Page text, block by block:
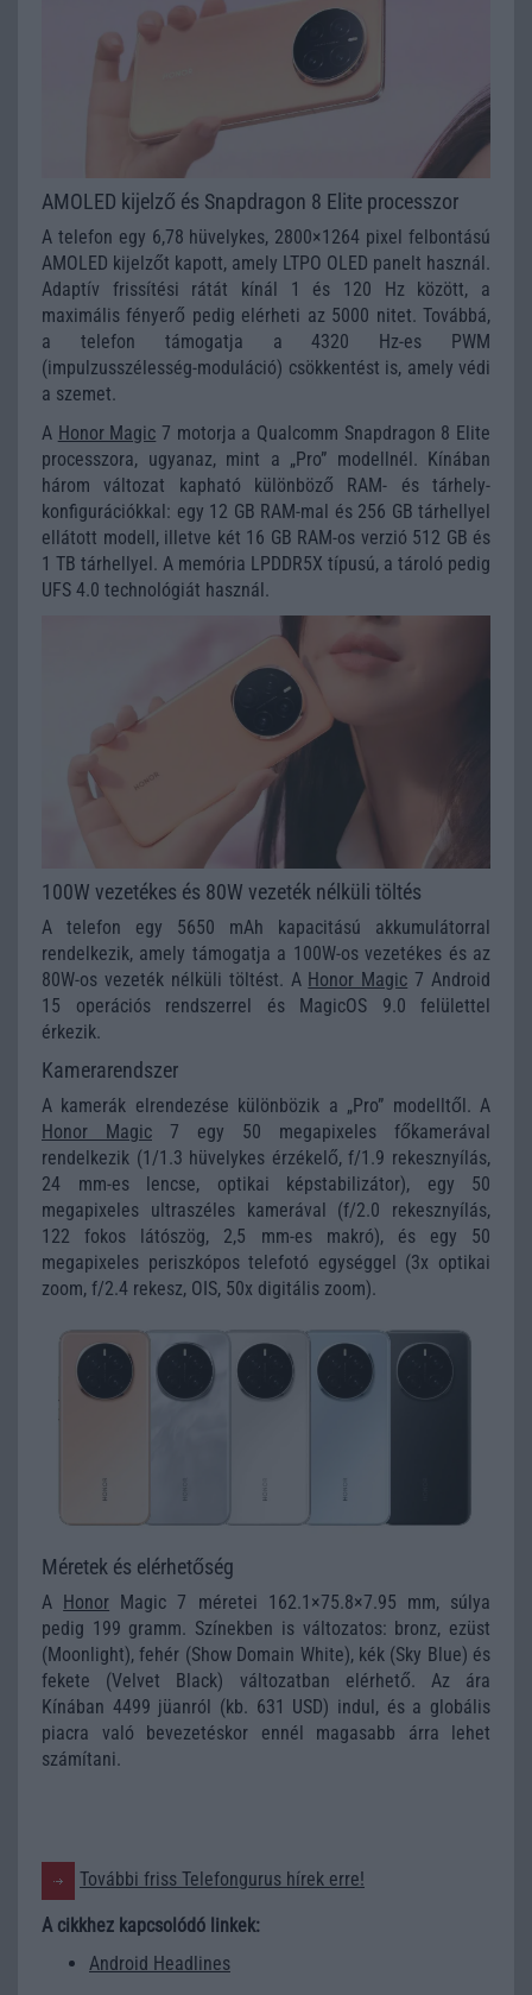
AMOLED kijelző és Snapdragon 8 Elite processzor
A telefon egy 6,78 hüvelykes, 2800×1264 pixel felbontású
AMOLED kijelzőt kapott, amely LTPO OLED panelt használ.
Adaptív frissítési rátát kínál 1 és 120 Hz között, a
maximális fényerő pedig elérheti az 5000 nitet. Továbbá,
a telefon támogatja a 4320 Hz-es PWM
(impulzusszélesség-moduláció) csökkentést is, amely védi
a szemet.
A Honor Magic 7 motorja a Qualcomm Snapdragon 8 Elite
processzora, ugyanaz, mint a „Pro” modellnél. Kínában
három változat kapható különböző RAM- és tárhely-
konfigurációkkal: egy 12 GB RAM-mal és 256 GB tárhellyel
ellátott modell, illetve két 16 GB RAM-os verzió 512 GB és
1 TB tárhellyel. A memória LPDDR5X típusú, a tároló pedig
UFS 4.0 technológiát használ.
100W vezetékes és 80W vezeték nélküli töltés
A telefon egy 5650 mAh kapacitású akkumulátorral
rendelkezik, amely támogatja a 100W-os vezetékes és az
80W-os vezeték nélküli töltést. A Honor Magic 7 Android
15 operációs rendszerrel és MagicOS 9.0 felülettel
érkezik.
Kamerarendszer
A kamerák elrendezése különbözik a „Pro” modelltől. A
Honor Magic 7 egy 50 megapixeles főkamerával
rendelkezik (1/1.3 hüvelykes érzékelő, f/1.9 rekesznyílás,
24 mm-es lencse, optikai képstabilizátor), egy 50
megapixeles ultraszéles kamerával (f/2.0 rekesznyílás,
122 fokos látószög, 2,5 mm-es makró), és egy 50
megapixeles periszkópos telefotó egységgel (3x optikai
zoom, f/2.4 rekesz, OIS, 50x digitális zoom).
Méretek és elérhetőség
A Honor Magic 7 méretei 162.1×75.8×7.95 mm, súlya
pedig 199 gramm. Színekben is változatos: bronz, ezüst
(Moonlight), fehér (Show Domain White), kék (Sky Blue) és
fekete (Velvet Black) változatban elérhető. Az ára
Kínában 4499 jüanról (kb. 631 USD) indul, és a globális
piacra való bevezetéskor ennél magasabb árra lehet
számítani.
További friss Telefongurus hírek erre!
A cikkhez kapcsolódó linkek:
Android Headlines